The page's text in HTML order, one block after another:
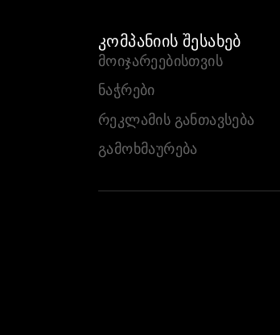
ᲙᲝᲛᲞᲐᲜᲘᲘᲡ ᲨᲔᲡᲐᲮᲔᲑ
ᲛᲝᲘᲯᲐᲠᲔᲔᲑᲘᲡᲗᲕᲘᲡ
ᲜᲐᲭᲠᲔᲑᲘ
ᲠᲔᲙᲚᲐᲛᲘᲡ ᲒᲐᲜᲗᲐᲕᲡᲔᲑᲐ
ᲒᲐᲛᲝᲮᲛᲐᲣᲠᲔᲑᲐ